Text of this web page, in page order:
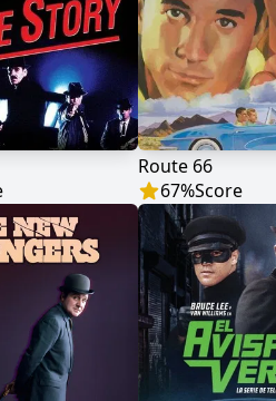
Route 66
67%Score